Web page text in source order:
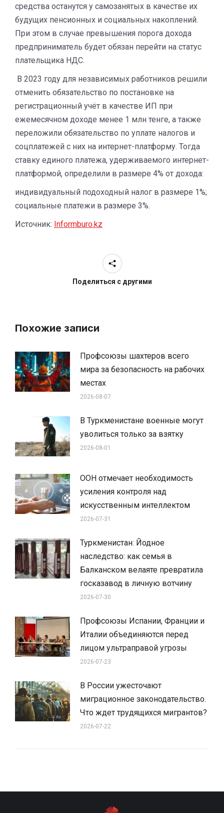
средства останутся у самозанятых в качестве их
будущих пенсионных и социальных накоплений.
При этом в случае превышения порога дохода
предприниматель будет обязан перейти на статус
плательщика НДС.
В 2023 году для независимых работников решили
отменить обязательство по постановке на
регистрационный учёт в качестве ИП при
ежемесячном доходе менее 1 млн тенге, а также
переложили обязательство по уплате налогов и
соцплатежей с них на интернет-платформу. Тогда
ставку единого платежа, удерживаемого интернет-
платформой, определили в размере 4% от дохода:
индивидуальный подоходный налог в размере 1%;
социальные платежи в размере 3%.
Источник: Informburo.kz
Поделиться с другими
Похожие записи
Профсоюзы шахтеров всего
мира за безопасность на рабочих
местах
2026-08-07
В Туркменистане военные могут
уволиться только за взятку
2026-08-01
ООН отмечает необходимость
усиления контроля над
искусственным интеллектом
2026-07-31
Туркменистан: Йодное
наследство: как семья в
Балканском велаяте превратила
госказавод в личную вотчину
2026-07-30
Профсоюзы Испании, Франции и
Италии объединяются перед
лицом ультраправой угрозы
2026-07-23
В России ужесточают
миграционное законодательство.
Что ждет трудящихся мигрантов?
2026-07-22